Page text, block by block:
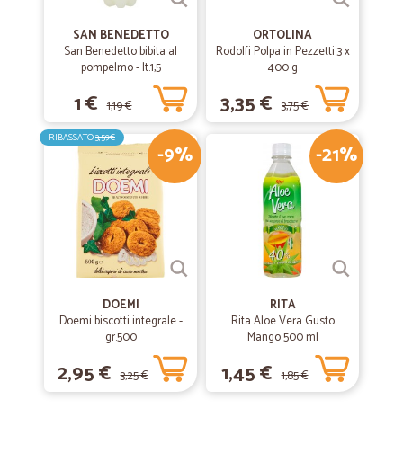
SAN BENEDETTO
San Benedetto bibita al
pompelmo - lt.1,5
1 € 1,19 €
ORTOLINA
Rodolfi Polpa in Pezzetti 3 x
400 g
3,35 € 3,75 €
-9%
RIBASSATO3,59€
DOEMI
Doemi biscotti integrale -
gr.500
2,95 € 3,25 €
-21%
RITA
Rita Aloe Vera Gusto
Mango 500 ml
1,45 € 1,85 €